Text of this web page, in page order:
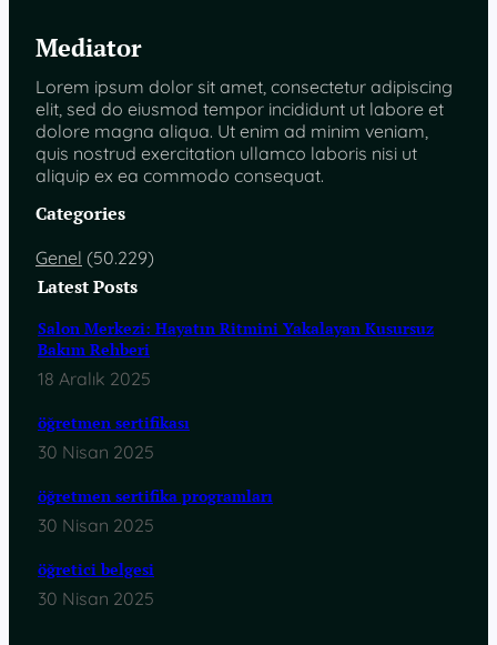
Mediator
Lorem ipsum dolor sit amet, consectetur adipiscing
elit, sed do eiusmod tempor incididunt ut labore et
dolore magna aliqua. Ut enim ad minim veniam,
quis nostrud exercitation ullamco laboris nisi ut
aliquip ex ea commodo consequat.
Categories
Genel (50.229)
Latest Posts
Salon Merkezi: Hayatın Ritmini Yakalayan Kusursuz
Bakım Rehberi
18 Aralık 2025
öğretmen sertifikası
30 Nisan 2025
öğretmen sertifika programları
30 Nisan 2025
öğretici belgesi
30 Nisan 2025